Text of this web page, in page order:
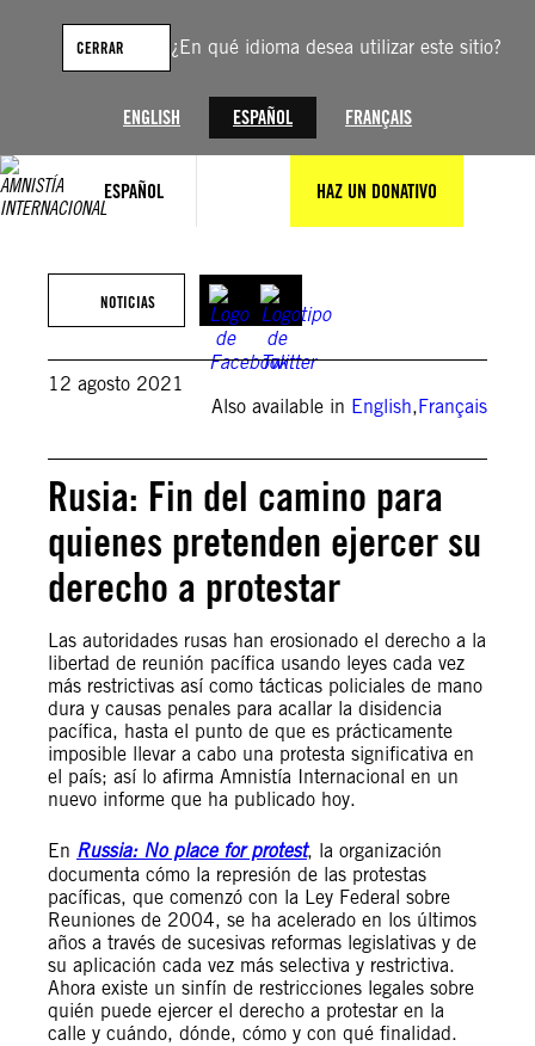
¿En qué idioma desea utilizar este sitio?
ENGLISH ESPAÑOL FRANÇAIS
CERRAR
ESPAÑOL HAZ UN DONATIVO
contenido
NOTICIAS
12 agosto 2021
Also available in English,Français
Rusia: Fin del camino para
quienes pretenden ejercer su
derecho a protestar
Las autoridades rusas han erosionado el derecho a la
libertad de reunión pacífica usando leyes cada vez
más restrictivas así como tácticas policiales de mano
dura y causas penales para acallar la disidencia
pacífica, hasta el punto de que es prácticamente
imposible llevar a cabo una protesta significativa en
el país; así lo afirma Amnistía Internacional en un
nuevo informe que ha publicado hoy.
En Russia: No place for protest, la organización
documenta cómo la represión de las protestas
pacíficas, que comenzó con la Ley Federal sobre
Reuniones de 2004, se ha acelerado en los últimos
años a través de sucesivas reformas legislativas y de
su aplicación cada vez más selectiva y restrictiva.
Ahora existe un sinfín de restricciones legales sobre
quién puede ejercer el derecho a protestar en la
calle y cuándo, dónde, cómo y con qué finalidad.